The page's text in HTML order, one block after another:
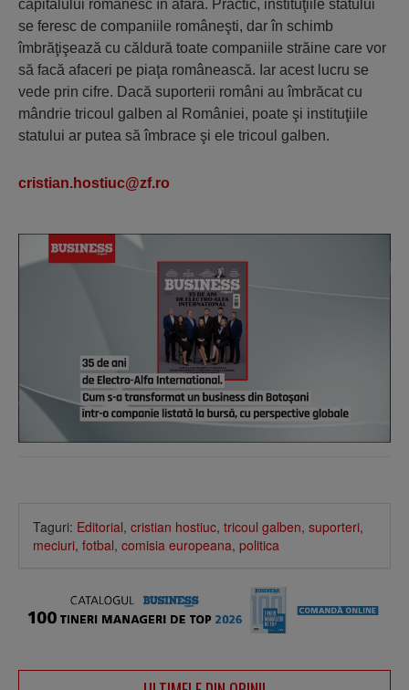
capitalului românesc în afară. Practic, instituţiile statului
se feresc de companiile româneşti, dar în schimb
îmbrăţişează cu căldură toate companiile străine care vor
să facă afaceri pe piaţa românească. Iar acest lucru se
vede prin cifre. Dacă suporterii români au îmbrăcat cu
mândrie tricoul galben al României, poate şi instituţiile
statului ar putea să îmbrace şi ele tricoul galben.
cristian.hostiuc@zf.ro
Taguri: Editorial, cristian hostiuc, tricoul galben, suporteri,
meciuri, fotbal, comisia europeana, politica